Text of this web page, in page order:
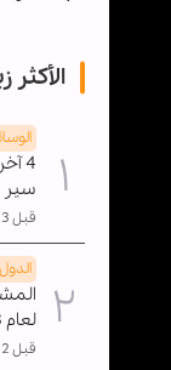
الأكثر
4
سير
قبل 3 ايام
لعام 1448هـ
قبل 2 ايام